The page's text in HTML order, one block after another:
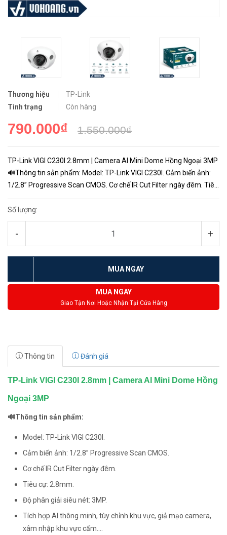
Thương hiệu
TP-Link
Tình trạng
Còn hàng
790.000₫ 1.550.000₫
TP-Link VIGI C230I 2.8mm | Camera AI Mini Dome Hồng Ngoại 3MP
🔊Thông tin sản phẩm: Model: TP-Link VIGI C230I. Cảm biến ảnh:
1/2.8” Progressive Scan CMOS. Cơ chế IR Cut Filter ngày đêm. Tiêu
Số lượng:
- +
MUA NGAY
MUA NGAY
Giao Tận Nơi Hoặc Nhận Tại Cửa Hàng
Thông tin Đánh giá
TP-Link VIGI C230I 2.8mm | Camera AI Mini Dome Hồng
Ngoại 3MP
🔊Thông tin sản phẩm:
Model: TP-Link VIGI C230I.
Cảm biến ảnh: 1/2.8” Progressive Scan CMOS.
Cơ chế IR Cut Filter ngày đêm.
Tiêu cự: 2.8mm.
Độ phân giải siêu nét: 3MP.
Tích hợp AI thông minh, tùy chỉnh khu vực, giả mạo camera,
xâm nhập khu vực cấm....